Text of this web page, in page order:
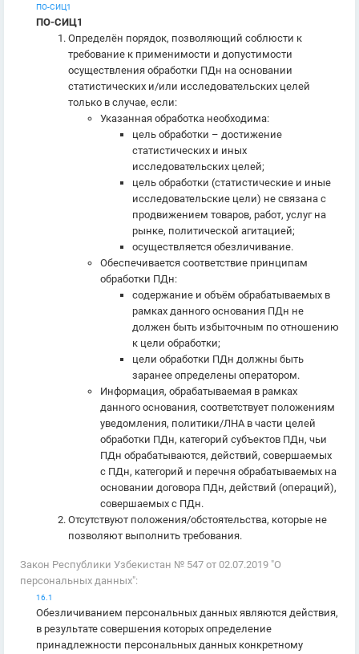
ПО-СИЦ1
ПО-СИЦ1
Определён порядок, позволяющий соблюсти к
требование к применимости и допустимости
осуществления обработки ПДн на основании
статистических и/или исследовательских целей
только в случае, если:
Указанная обработка необходима:
цель обработки – достижение
статистических и иных
исследовательских целей;
цель обработки (статистические и иные
исследовательские цели) не связана с
продвижением товаров, работ, услуг на
рынке, политической агитацией;
осуществляется обезличивание.
Обеспечивается соответствие принципам
обработки ПДн:
содержание и объём обрабатываемых в
рамках данного основания ПДн не
должен быть избыточным по отношению
к цели обработки;
цели обработки ПДн должны быть
заранее определены оператором.
Информация, обрабатываемая в рамках
данного основания, соответствует положениям
уведомления, политики/ЛНА в части целей
обработки ПДн, категорий субъектов ПДн, чьи
ПДн обрабатываются, действий, совершаемых
с ПДн, категорий и перечня обрабатываемых на
основании договора ПДн, действий (операций),
совершаемых с ПДн.
Отсутствуют положения/обстоятельства, которые не
позволяют выполнить требования.
Закон Республики Узбекистан № 547 от 02.07.2019 "О
персональных данных":
16.1
Обезличиванием персональных данных являются действия,
в результате совершения которых определение
принадлежности персональных данных конкретному